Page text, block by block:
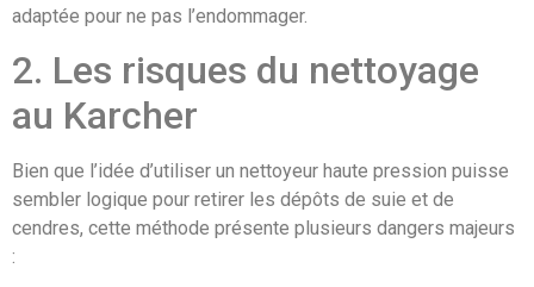
adaptée pour ne pas l’endommager.
2. Les risques du nettoyage
au Karcher
Bien que l’idée d’utiliser un nettoyeur haute pression puisse
sembler logique pour retirer les dépôts de suie et de
cendres, cette méthode présente plusieurs dangers majeurs
: